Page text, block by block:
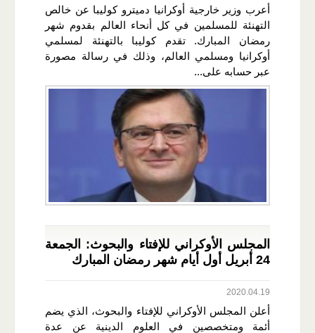
أعرب وزير خارجية أوكرانيا دميترو كوليبا عن خالص
التهنئة للمسلمين في كل أنحاء العالم بقدوم شهر
رمضان المبارك. تقدم كوليبا بالتهنئة لمسلمي
أوكرانيا ومسلمي العالم، وذلك في رسالة مصورة
عبر حسابه على...
المجلس الأوكراني للإفتاء والبحوث: الجمعة
24 أبريل أول أيام شهر رمضان المبارك
2020.04.19
أعلن المجلس الأوكراني للإفتاء والبحوث، الذي يضم
أئمة ومتخصصين في العلوم الدينية عن عدة